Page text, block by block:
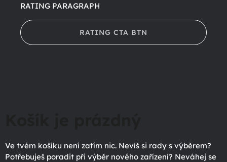
RATING PARAGRAPH
RATING CTA BTN
Ve tvém košíku není zatím nic. Nevíš si rady s výběrem?
Potřebuješ poradit při výběr nového zařízení? Neváhej se